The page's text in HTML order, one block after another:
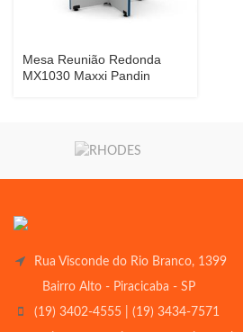
Mesa Reunião Redonda
MX1030 Maxxi Pandin
Rua Visconde do Rio Branco, 1399
Bairro Alto - Piracicaba - SP
(19) 3402-4555 | (19) 3434-7571